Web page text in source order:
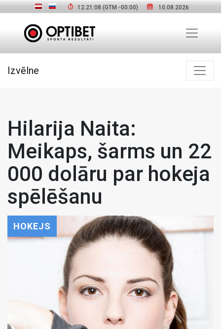
12:21:09 (GTM -00:00) 10.08.2026
Izvēlne
Hilarija Naita:
Meikaps, šarms un 22
000 dolāru par hokeja
spēlēšanu
HOKEJS